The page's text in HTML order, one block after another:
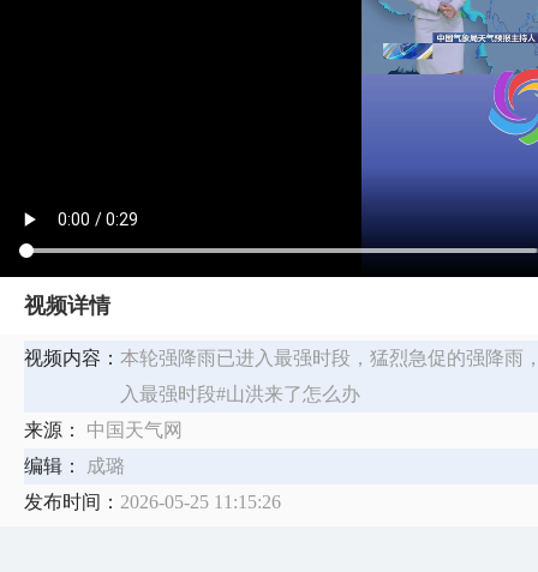
视频详情
视频内容： 本轮强降雨已进入最强时段，猛烈急促的强降雨
入最强时段#山洪来了怎么办
来源：
中国天气网
编辑：
成璐
发布时间： 2026-05-25 11:15:26